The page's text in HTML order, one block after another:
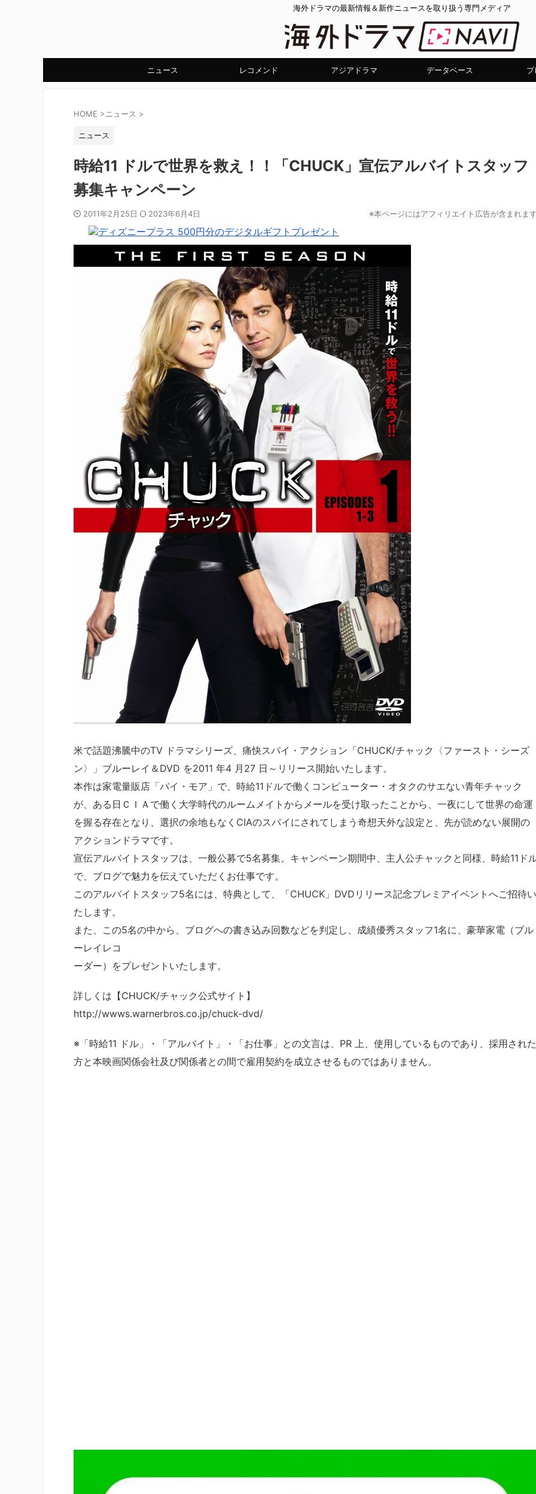
海外ドラマの最新情報＆新作ニュースを取り扱う専門メディア
ニュース レコメンド アジアドラマ データベース プ
HOME >ニュース >
ニュース
時給11 ドルで世界を救え！！「CHUCK」宣伝アルバイトスタッフ
募集キャンペーン
2011年2月25日 2023年6月4日 ※本ページにはアフィリエイト広告が含まれます
米で話題沸騰中のTV ドラマシリーズ、痛快スパイ・アクション「CHUCK/チャック〈ファースト・シーズ
ン〉」ブルーレイ＆DVD を2011 年4 月27 日～リリース開始いたします。
本作は家電量販店「バイ・モア」で、時給11ドルで働くコンピューター・オタクのサエない青年チャック
が、ある日ＣＩＡで働く大学時代のルームメイトからメールを受け取ったことから、一夜にして世界の命運
を握る存在となり、選択の余地もなくCIAのスパイにされてしまう奇想天外な設定と、先が読めない展開の
アクションドラマです。
宣伝アルバイトスタッフは、一般公募で5名募集。キャンペーン期間中、主人公チャックと同様、時給11ド
で、ブログで魅力を伝えていただくお仕事です。
このアルバイトスタッフ5名には、特典として、「CHUCK」DVDリリース記念プレミアイベントへご招待い
たします。
また、この5名の中から、ブログへの書き込み回数などを判定し、成績優秀スタッフ1名に、豪華家電（ブル
ーレイレコ
ーダー）をプレゼントいたします。
詳しくは【CHUCK/チャック公式サイト】
http://wwws.warnerbros.co.jp/chuck-dvd/
※「時給11 ドル」・「アルバイト」・「お仕事」との文言は、PR 上、使用しているものであり、採用された
方と本映画関係会社及び関係者との間で雇用契約を成立させるものではありません。